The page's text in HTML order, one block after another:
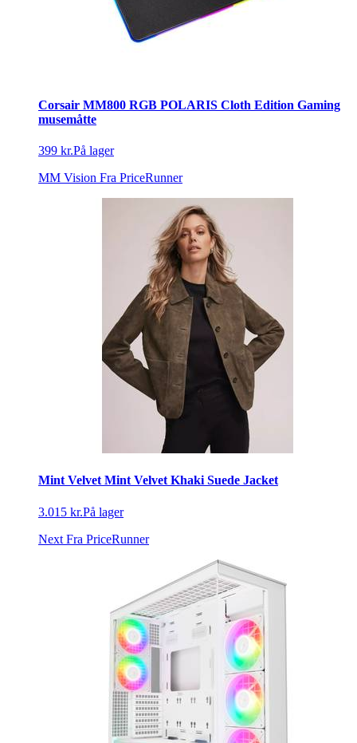
Corsair MM800 RGB POLARIS Cloth Edition Gaming
musemåtte
399 kr.På lager
MM Vision Fra PriceRunner
Mint Velvet Mint Velvet Khaki Suede Jacket
3.015 kr.På lager
Next Fra PriceRunner